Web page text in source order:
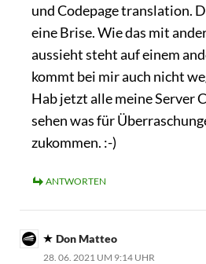
und Codepage translation.
eine Brise. Wie das mit
aussieht steht auf einem
kommt bei mir auch nicht
Hab jetzt alle meine Server
sehen was für
zukommen. :-)
ANTWORTEN
Don Matteo
28. 06. 2021 UM 9:14 UHR